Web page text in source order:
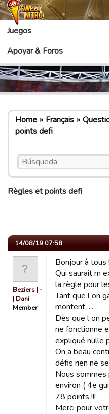
Juegos
Apoyar & Foros
Home Français
points defi
Règles et points defi
14/08/19 07:58
Beziers | -
| Dani
Member
Bonjour à tous !
Qui saurait m
la règle pour
Tant que l on
montent ....
Dès que l on
ne fonctionne
expliqué nulle
On a beau
défis rien ne
Nous
environ ( 4e
78 points !!!
Merci pour